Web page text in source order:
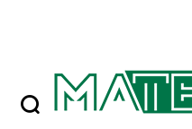
Nyilvános
Károly